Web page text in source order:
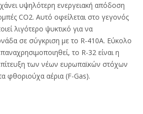
υψηλότερη ενεργειακή απόδοση
CO2. Αυτό οφείλεται στο γεγονός
λιγότερο ψυκτικό για να
σε σύγκριση με το R-410A. Εύκολο
το R-32 είναι η
των νέων ευρωπαϊκών στόχων
φθοριούχα αέρια (F-Gas).